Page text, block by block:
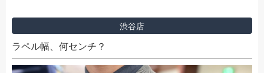
渋谷店
ラペル幅、何センチ？